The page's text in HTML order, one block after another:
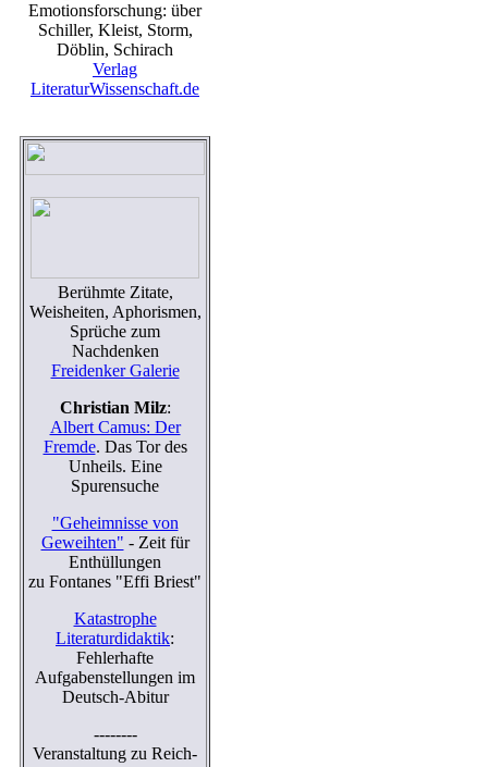
Emotionsforschung: über
Schiller, Kleist, Storm,
Döblin, Schirach
Verlag
LiteraturWissenschaft.de
Berühmte Zitate,
Weisheiten, Aphorismen,
Sprüche zum
Nachdenken
Freidenker Galerie
Christian Milz:
Albert Camus: Der
Fremde. Das Tor des
Unheils. Eine
Spurensuche
"Geheimnisse von
Geweihten" - Zeit für
Enthüllungen
zu Fontanes "Effi Briest"
Katastrophe
Literaturdidaktik:
Fehlerhafte
Aufgabenstellungen im
Deutsch-Abitur
--------
Veranstaltung zu Reich-